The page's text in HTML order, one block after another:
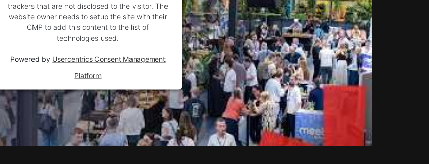
trackers that are not disclosed to the visitor. The
website owner needs to setup the site with their
CMP to add this content to the list of
technologies used.
Powered by Usercentrics Consent Management
Platform